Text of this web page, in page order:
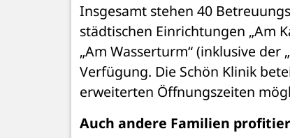
Insgesamt stehen 40
städtischen Einrichtungen „Am
„Am Wasserturm“ (inklusive der
Verfügung. Die Schön Klinik
erweiterten Öffnungszeiten
Auch andere Familien